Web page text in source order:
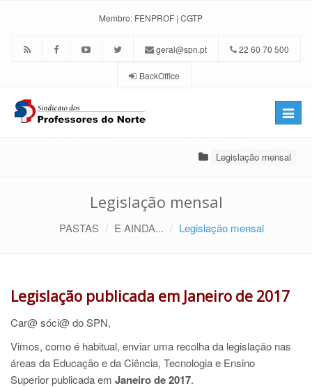
Membro: FENPROF | CGTP
geral@spn.pt 22 60 70 500
BackOffice
Toggle
Legislação mensal
Legislação mensal
PASTAS E AINDA... Legislação mensal
Legislação publicada em Janeiro de 2017
Car@ sóci@ do SPN,
Vimos, como é habitual, enviar uma recolha da legislação nas
áreas da Educação e da Ciência, Tecnologia e Ensino
Superiorpublicada em Janeiro de 2017.